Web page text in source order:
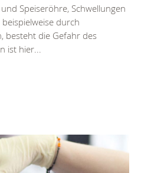
Speiseröhre, Schwellungen
durch
besteht die Gefahr des
ist hier...